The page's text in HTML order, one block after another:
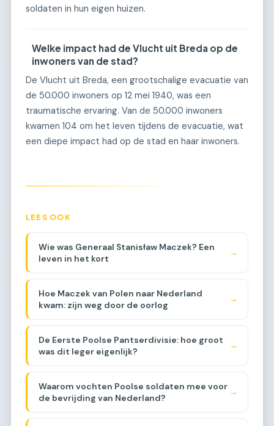
soldaten in hun eigen huizen.
Welke impact had de Vlucht uit Breda op de
inwoners van de stad?
De Vlucht uit Breda, een grootschalige evacuatie van
de 50.000 inwoners op 12 mei 1940, was een
traumatische ervaring. Van de 50.000 inwoners
kwamen 104 om het leven tijdens de evacuatie, wat
een diepe impact had op de stad en haar inwoners.
LEES OOK
Wie was Generaal Stanisław Maczek? Een
leven in het kort
→
Hoe Maczek van Polen naar Nederland
kwam: zijn weg door de oorlog
→
De Eerste Poolse Pantserdivisie: hoe groot
was dit leger eigenlijk?
→
Waarom vochten Poolse soldaten mee voor
de bevrijding van Nederland?
→